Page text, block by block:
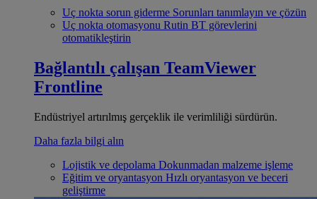
Uç nokta sorun giderme Sorunları tanımlayın ve çözün
Uç nokta otomasyonu Rutin BT görevlerini
otomatikleştirin
Bağlantılı çalışan TeamViewer
Frontline
Endüstriyel artırılmış gerçeklik ile verimliliği sürdürün.
Daha fazla bilgi alın
Lojistik ve depolama Dokunmadan malzeme işleme
Eğitim ve oryantasyon Hızlı oryantasyon ve beceri
geliştirme